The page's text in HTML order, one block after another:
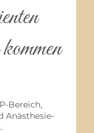
Bereich,
Anästhesie-